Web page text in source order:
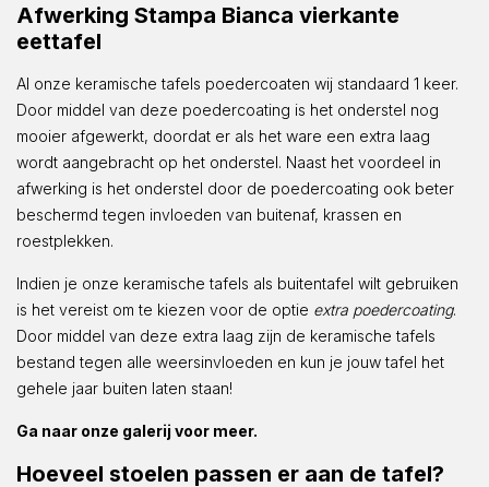
Afwerking Stampa Bianca vierkante
eettafel
Al onze keramische tafels poedercoaten wij standaard 1 keer.
Door middel van deze poedercoating is het onderstel nog
mooier afgewerkt, doordat er als het ware een extra laag
wordt aangebracht op het onderstel. Naast het voordeel in
afwerking is het onderstel door de poedercoating ook beter
beschermd tegen invloeden van buitenaf, krassen en
roestplekken.
Indien je onze keramische tafels als buitentafel wilt gebruiken
is het vereist om te kiezen voor de optie extra poedercoating.
Door middel van deze extra laag zijn de keramische tafels
bestand tegen alle weersinvloeden en kun je jouw tafel het
gehele jaar buiten laten staan!
Ga naar onze galerij voor meer.
Hoeveel stoelen passen er aan de tafel?